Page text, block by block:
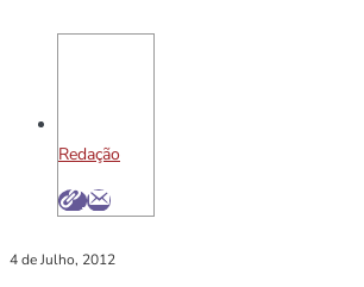
Redação
4 de Julho, 2012